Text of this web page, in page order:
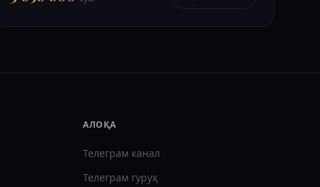
АЛОҚА
Телеграм канал
Телеграм гуруҳ